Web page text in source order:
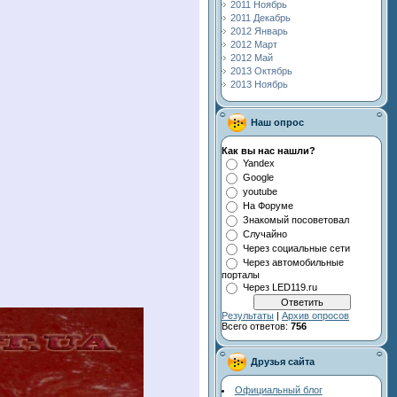
2011 Ноябрь
2011 Декабрь
2012 Январь
2012 Март
2012 Май
2013 Октябрь
2013 Ноябрь
Наш опрос
Как вы нас нашли?
Yandex
Google
youtube
На Форуме
Знакомый посоветовал
Случайно
Через социальные сети
Через автомобильные
порталы
Через LED119.ru
Результаты | Архив опросов
Всего ответов: 756
Друзья сайта
Официальный блог